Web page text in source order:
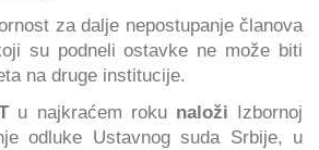
za dalje nepostupanje članova
su podneli ostavke ne može biti
na druge institucije.
u najkraćem roku naloži Izbornoj
odluke Ustavnog suda Srbije, u